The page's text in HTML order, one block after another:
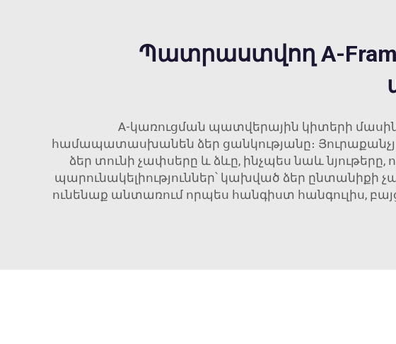
Պատրաստվող A-
A-կառուցման պատվերային կիտերի մասին
համապատասխանեն ձեր ցանկությանը։
ձեր տունի չափսերը և ձևը, ինչպես նաև
պարունակելիություններ՝ կախված ձեր
ունենաք անտառում որպես հանգիստ հանգուլիս,